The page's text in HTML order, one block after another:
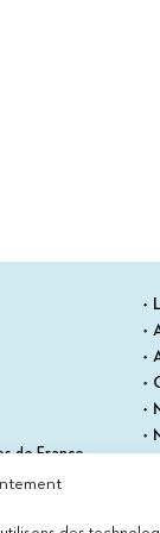
de France